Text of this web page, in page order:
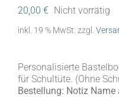
20,00 € Nicht vorrätig
inkl. 19 % MwSt. zzgl.
Personalisierte
für Schultüte. (Ohne
Bestellung: Notiz Name